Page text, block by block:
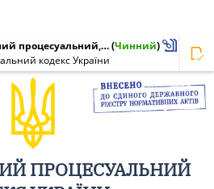
Кодекс кримінальний процесуальний, Кодекс України від 13.04.2012 № 4651-VI(Чинний)
кодекс України